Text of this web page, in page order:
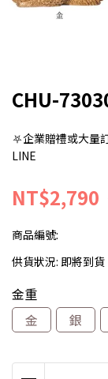
CHU-
⛧企業贈禮或大量
LINE
NT$2,790
商品編號:
供貨狀況: 即將到貨
金重
金
銀